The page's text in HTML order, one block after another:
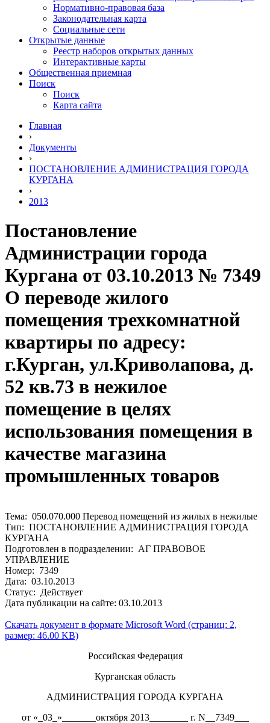
Нормативно-правовая база
Законодательная карта
Социальные сети
Открытые данные
Реестр наборов открытых данных
Интерактивные карты
Общественная приемная
Поиск
Поиск
Карта сайта
Главная
›
Документы
›
ПОСТАНОВЛЕНИЕ АДМИНИСТРАЦИЯ ГОРОДА
КУРГАНА
›
2013
Постановление
Администрации города
Кургана от 03.10.2013 № 7349
О переводе жилого
помещения трехкомнатной
квартиры по адресу:
г.Курган, ул.Криволапова, д.
52 кв.73 в нежилое
помещение в целях
использования помещения в
качестве магазина
промышленных товаров
Тема: 050.070.000 Перевод помещений из жилых в нежилые
Тип: ПОСТАНОВЛЕНИЕ АДМИНИСТРАЦИЯ ГОРОДА
КУРГАНА
Подготовлен в подразделении: АГ ПРАВОВОЕ
УПРАВЛЕНИЕ
Номер: 7349
Дата: 03.10.2013
Статус: Действует
Дата публикации на сайте: 03.10.2013
Скачать документ в формате Microsoft Word (страниц: 2,
размер: 46.00 KB)
Российская Федерация
Курганская область
АДМИНИСТРАЦИЯ ГОРОДА КУРГАНА
от «_03_»_______октября 2013________ г. N__7349___